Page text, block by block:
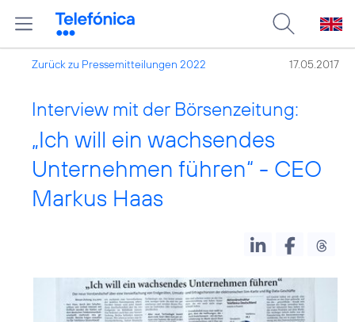
Zurück zu Pressemitteilungen 2022 17.05.2017
Interview mit der Börsenzeitung:
„Ich will ein wachsendes
Unternehmen führen“ - CEO
Markus Haas